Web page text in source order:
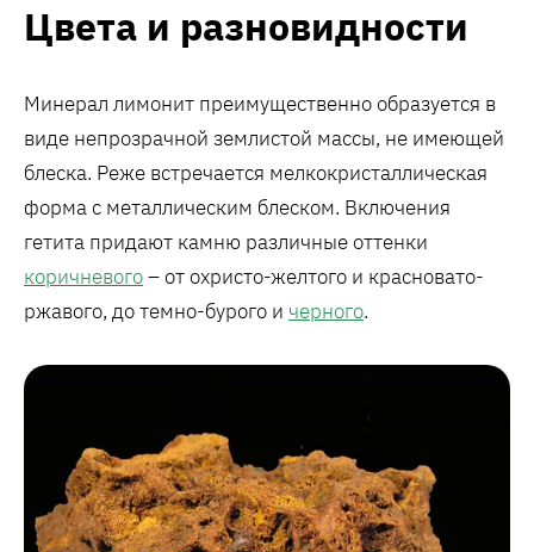
Цвета и разновидности
Минерал лимонит преимущественно образуется в
виде непрозрачной землистой массы, не имеющей
блеска. Реже встречается мелкокристаллическая
форма с металлическим блеском. Включения
гетита придают камню различные оттенки
коричневого– от охристо-желтого и красновато-
ржавого, до темно-бурого и черного.